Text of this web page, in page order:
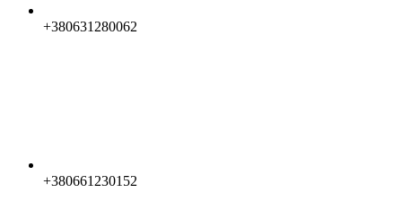
+380631280062
+380661230152